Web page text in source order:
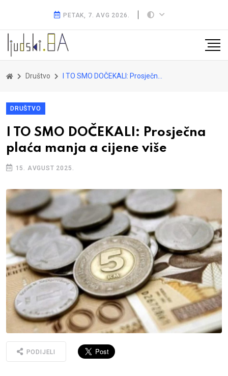
PETAK, 7. AVG 2026.
Društvo I TO SMO DOČEKALI: Prosječna plaća manja a cijene više
DRUŠTVO
I TO SMO DOČEKALI: Prosječna
plaća manja a cijene više
15. AVGUST 2025.
PODIJELI